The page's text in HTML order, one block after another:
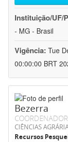
Instituição/UF/
- MG - Brasil
Vigência: Tue
00:00:00 BRT
Bezerra
CIÊNCIAS
Recursos